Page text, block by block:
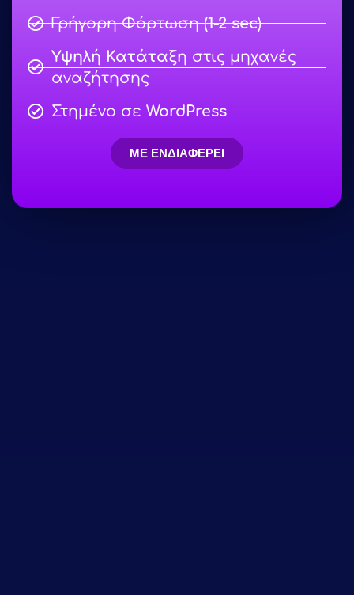
Γρήγορη Φόρτωση (1-2 sec)
Υψηλή Κατάταξη στις μηχανές
αναζήτησης
Στημένο σε WordPress
ΜΕ ΕΝΔΙΑΦΕΡΕΙ